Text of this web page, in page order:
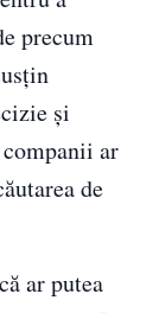
precum
şi
ar
de
ar putea